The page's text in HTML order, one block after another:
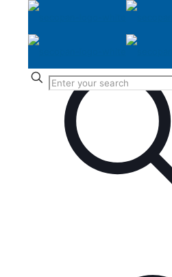
14. August 2025